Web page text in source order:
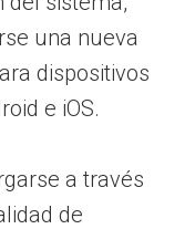
una nueva
dispositivos
e iOS.
a través
de